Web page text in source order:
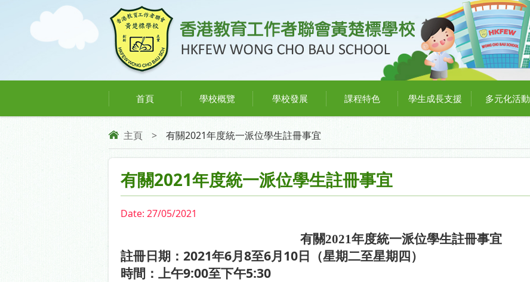
首頁 學校概覽 學校發展 課程特色 學生成長支援 多元化活動
主頁 > 有關2021年度統一派位學生註冊事宜
有關2021年度統一派位學生註冊事宜
Date: 27/05/2021
有關2021年度統一派位學生註冊事宜
註冊日期： 2021年6月 8至6月 10 日（星期二至星期四）
時間：上午9:00至下午5:30